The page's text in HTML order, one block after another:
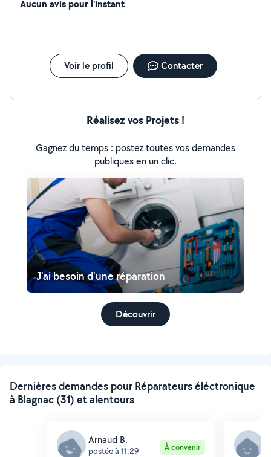
Aucun avis pour l'instant
Voir le profil Contacter
Réalisez vos Projets !
Gagnez du temps : postez toutes vos demandes
publiques en un clic.
J'ai besoin d'une réparation
Découvrir
Dernières demandes pour Réparateurs éléctronique
à Blagnac (31) et alentours
Arnaud B.
postée à 11:29 À convenir